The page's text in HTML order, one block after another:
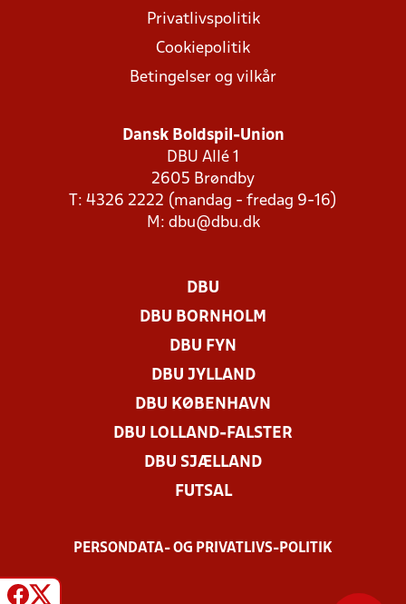
Privatlivspolitik
Cookiepolitik
Betingelser og vilkår
Dansk Boldspil-Union
DBU Allé 1
2605 Brøndby
T: 4326 2222 (mandag - fredag 9-16)
M: dbu@dbu.dk
DBU
DBU BORNHOLM
DBU FYN
DBU JYLLAND
DBU KØBENHAVN
DBU LOLLAND-FALSTER
DBU SJÆLLAND
FUTSAL
PERSONDATA- OG PRIVATLIVS-POLITIK